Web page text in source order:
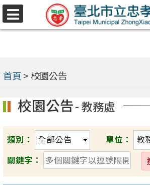
跳
至
內
選
首頁 > 校園公告
校園公告- 教務處
類別：
單位：
關鍵字：
送
出